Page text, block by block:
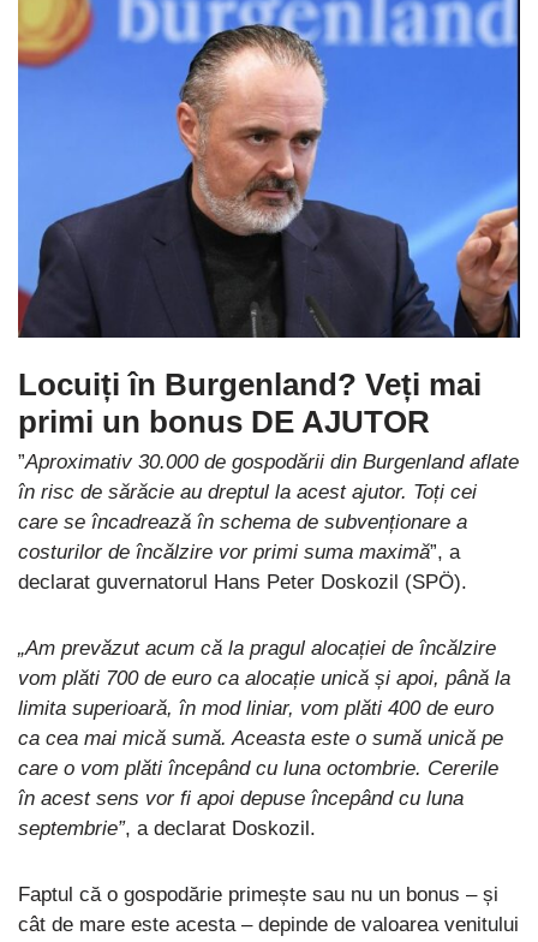
Locuiți în Burgenland? Veți mai
primi un bonus DE AJUTOR
”Aproximativ 30.000 de gospodării din Burgenland aflate
în risc de sărăcie au dreptul la acest ajutor. Toți cei
care se încadrează în schema de subvenționare a
costurilor de încălzire vor primi suma maximă”, a
declarat guvernatorul Hans Peter Doskozil (SPÖ).
„Am prevăzut acum că la pragul alocației de încălzire
vom plăti 700 de euro ca alocație unică și apoi, până la
limita superioară, în mod liniar, vom plăti 400 de euro
ca cea mai mică sumă. Aceasta este o sumă unică pe
care o vom plăti începând cu luna octombrie. Cererile
în acest sens vor fi apoi depuse începând cu luna
septembrie”, a declarat Doskozil.
Faptul că o gospodărie primește sau nu un bonus – și
cât de mare este acesta – depinde de valoarea venitului